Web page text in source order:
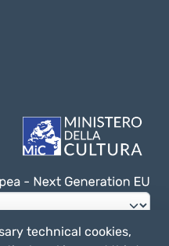
technical cookies,